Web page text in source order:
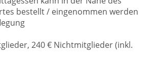
bestellt / eingenommen werden
240 € Nichtmitglieder (inkl.